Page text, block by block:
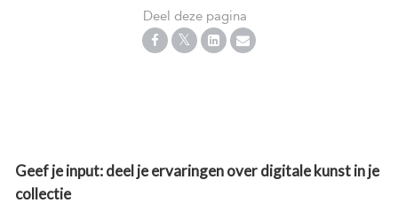
Deel deze pagina
Geef je input: deel je ervaringen over digitale kunst in je
collectie